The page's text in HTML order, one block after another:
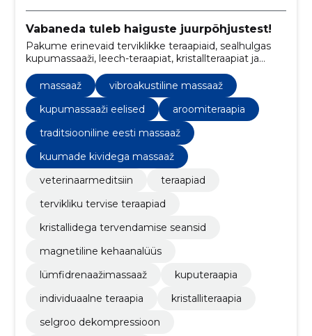
Vabaneda tuleb haiguste juurpõhjustest!
Pakume erinevaid terviklikke teraapiaid, sealhulgas
kupumassaaži, leech-teraapiat, kristallteraapiat ja
vibroakustilist massaaži, mis on kohandatud
individuaalsetele vajadustele.
massaaž
vibroakustiline massaaž
kupumassaaži eelised
aroomiteraapia
traditsiooniline eesti massaaž
kuumade kividega massaaž
veterinaarmeditsiin
teraapiad
tervikliku tervise teraapiad
kristallidega tervendamise seansid
magnetiline kehaanalüüs
lümfidrenaažimassaaž
kuputeraapia
individuaalne teraapia
kristalliteraapia
selgroo dekompressioon